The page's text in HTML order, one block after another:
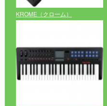
KROME（クローム）